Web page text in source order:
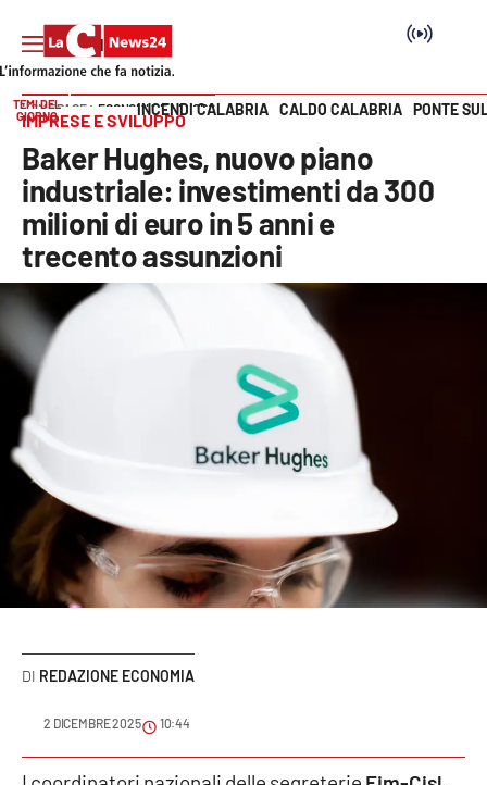
SEZIONI
Cronaca
Politica
Attualità
Economia e lavoro
Italia Mondo
Sanità
Sport
Cultura
Podcast
Meteo
Vai
TEMI DEL
GIORNO
INCENDI CALABRIA CALDO CALABRIA PONTE
HOME PAGE ECONOMIA E LAVORO
IMPRESE E SVILUPPO
Baker Hughes, nuovo piano
industriale: investimenti da 300
milioni di euro in 5 anni e
trecento assunzioni
REDAZIONE ECONOMIA
2 DICEMBRE 2025 10:44